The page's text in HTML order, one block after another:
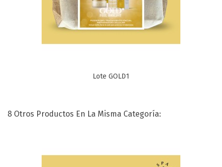
Lote GOLD1
8 Otros Productos En La Misma Categoría: